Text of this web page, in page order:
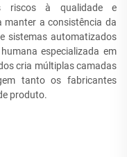
riscos à qualidade e
manter a consistência da
sistemas automatizados
especializada em
cria múltiplas camadas
tanto os fabricantes
produto.